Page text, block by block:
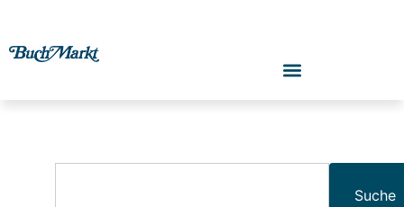
Suche